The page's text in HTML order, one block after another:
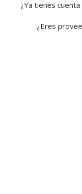
¿Ya tienes
¿Eres